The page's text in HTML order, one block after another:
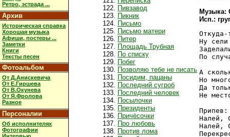
Ретро, эстрада ...
Архив
Историческая справка
Хорошая музыка
Афиши, постеры ...
Заметки
Книги
Тексты песен
Фотоальбом
От Д.Анискевича
От Е.Гиршева
От В.Окунева
От Я.Фролова
Разное
Персоналии
Об исполнителях
Фотографии
Пивзавод
Пикник
Письмо
Письмо матери
Питер
Площадь Трубная
По списку
Побег
Позволяю тебе не писать
Посидим, пацаны
Последний сугроб
Последний человек
Посылочки
Президенты
Причёсочки
Про любовь
Против лома
Музыка:
Исп.:
Ну
По
А
Но
Да
Не
Припев:
Налей,
Налей,